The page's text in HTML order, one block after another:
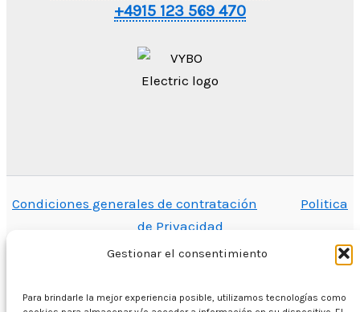
Gestionar el consentimiento
Para brindarle la mejor experiencia posible, utilizamos tecnologías como
+4915 123 569 470
Condiciones generales de contratación
Politica
de Privacidad